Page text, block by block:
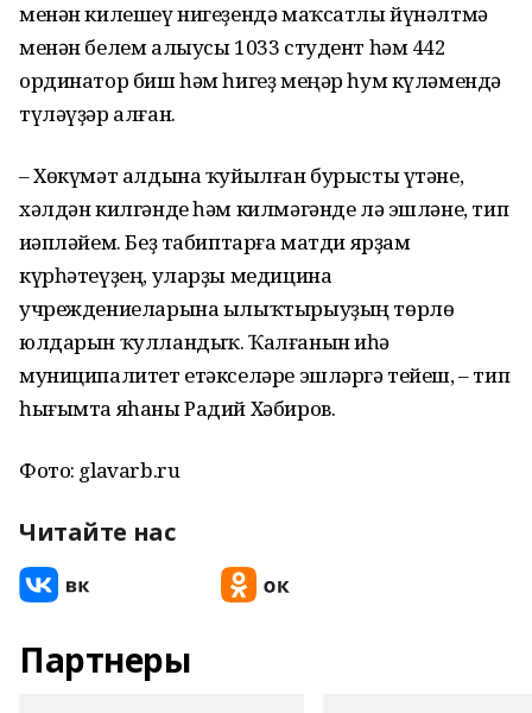
менән килешеү нигеҙендә маҡсатлы йүнәлтмә
менән белем алыусы 1033 студент һәм 442
ординатор биш һәм һигеҙ меңәр һум күләмендә
түләүҙәр алған.
– Хөкүмәт алдына ҡуйылған бурысты үтәне,
хәлдән килгәнде һәм килмәгәнде лә эшләне, тип
иҫәпләйем. Беҙ табиптарға матди ярҙам
күрһәтеүҙең, уларҙы медицина
учреждениеларына ылыҡтырыуҙың төрлө
юлдарын ҡулландыҡ. Ҡалғанын иһә
муниципалитет етәкселәре эшләргә тейеш, – тип
һығымта яһаны Радий Хәбиров.
Фото: glavarb.ru
Читайте нас
Партнеры